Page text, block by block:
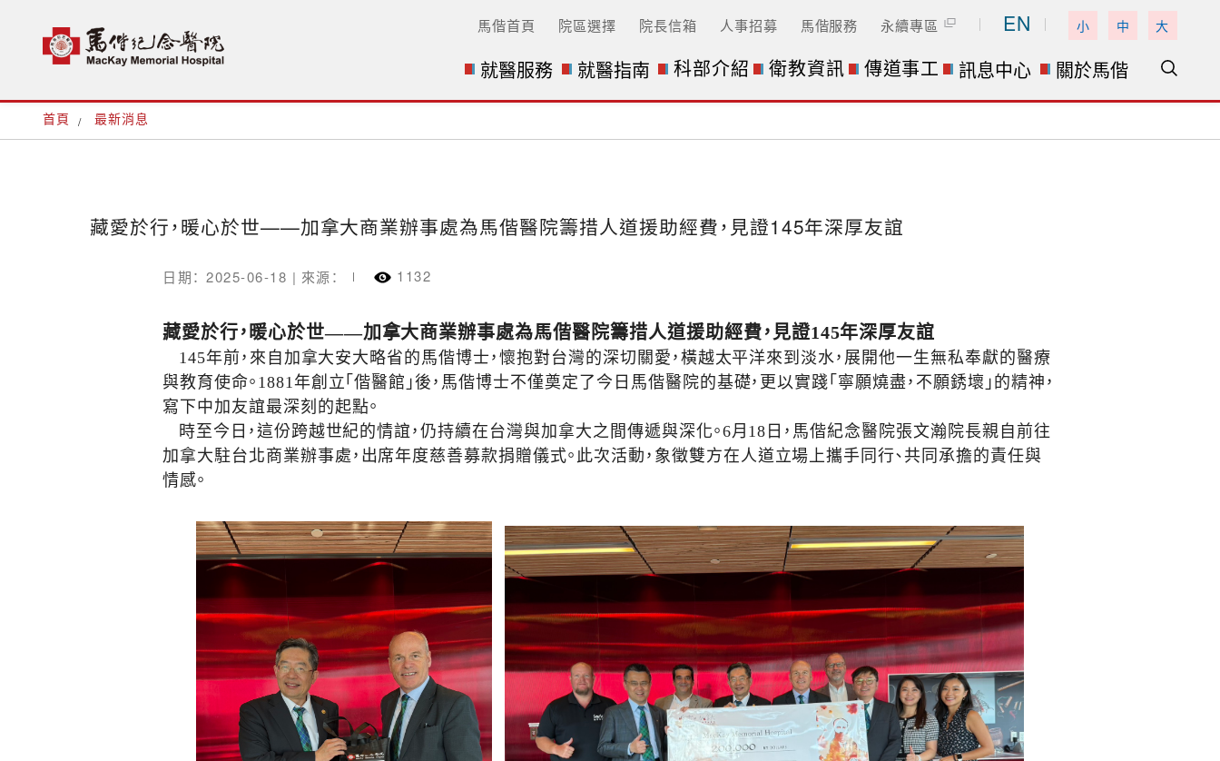
馬偕首頁 院區選擇 院長信箱 人事招募 馬偕服務 永續專區 EN 小 中 大
就醫服務 就醫指南 科部介紹 衛教資訊 傳道事工 訊息中心 關於馬偕
首頁 最新消息
藏愛於行，暖心於世——加拿大商業辦事處為馬偕醫院籌措人道援助經費，見證145年深厚友誼
日期： 2025-06-18 | 來源： 1132
藏愛於行，暖心於世——加拿大商業辦事處為馬偕醫院籌措人道援助經費，見證145年深厚友誼
145年前，來自加拿大安大略省的馬偕博士，懷抱對台灣的深切關愛，橫越太平洋來到淡水，展開他一生無私奉獻的醫療
與教育使命。1881年創立「偕醫館」後，馬偕博士不僅奠定了今日馬偕醫院的基礎，更以實踐「寧願燒盡，不願銹壞」的精神，
寫下中加友誼最深刻的起點。
時至今日，這份跨越世紀的情誼，仍持續在台灣與加拿大之間傳遞與深化。6月18日，馬偕紀念醫院張文瀚院長親自前往
加拿大駐台北商業辦事處，出席年度慈善募款捐贈儀式。此次活動，象徵雙方在人道立場上攜手同行、共同承擔的責任與
情感。